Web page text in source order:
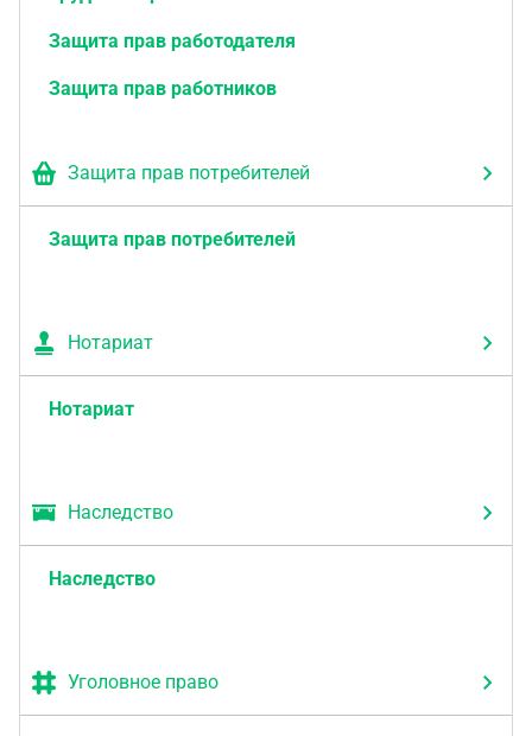
Защита прав работодателя
Защита прав работников
Защита прав потребителей
Защита прав потребителей
Нотариат
Нотариат
Наследство
Наследство
Уголовное право